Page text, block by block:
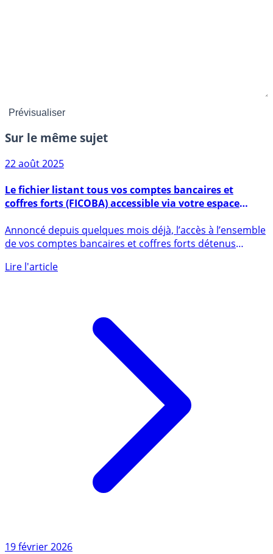
Sur le même sujet
Le fichier listant tous vos comptes bancaires et
contribuable
Annoncé depuis quelques mois déjà, l’accès à l’ensemble
de vos comptes bancaires et coffres forts détenus
auprès de (...)